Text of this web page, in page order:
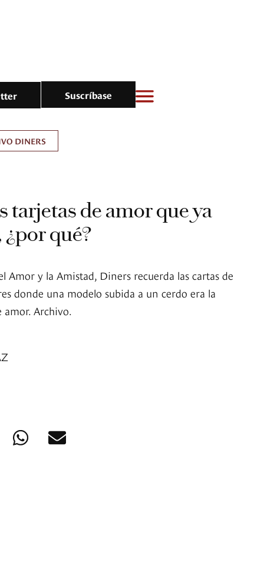
Suscríbase
DINERS
tarjetas de amor que ya
qué?
Amor y la Amistad, Diners recuerda las cartas de
donde una modelo subida a un cerdo era la
amor. Archivo.